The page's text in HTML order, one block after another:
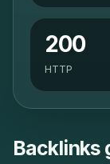
200
HTTP
Backlinks